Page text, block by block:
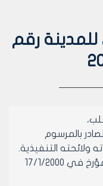
للمدينة رقم
بالمرسوم
-وعلى كتاب مديرية شؤون الأملاك المؤرخ في 17/1/2000